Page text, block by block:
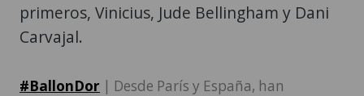
primeros, Vinicius, Jude Bellingham y Dani
Carvajal.
#BallonDor | Desde París y España, han